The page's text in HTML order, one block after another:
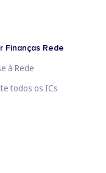
Finanças Rede
à Rede
todos os ICs